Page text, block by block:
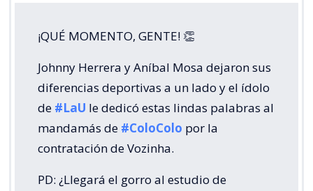
¡QUÉ MOMENTO, GENTE! 👏
Johnny Herrera y Aníbal Mosa dejaron sus
diferencias deportivas a un lado y el ídolo
de #LaU le dedicó estas lindas palabras al
mandamás de #ColoColo por la
contratación de Vozinha.
PD: ¿Llegará el gorro al estudio de